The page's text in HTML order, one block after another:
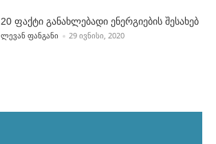
20 ფაქტი განახლებადი ენერგიების შესახებ
POSTED BY
ᲚᲔᲕᲐᲜ ᲤᲐᲜᲒᲐᲜᲘ 29 ᲘᲕᲜᲘᲡᲘ, 2020